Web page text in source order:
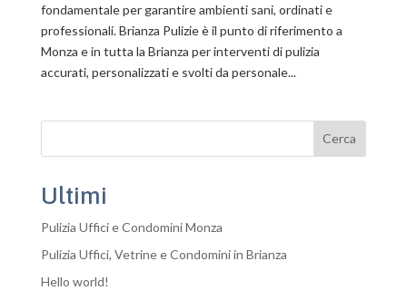
fondamentale per garantire ambienti sani, ordinati e
professionali. Brianza Pulizie è il punto di riferimento a
Monza e in tutta la Brianza per interventi di pulizia
accurati, personalizzati e svolti da personale...
Cerca
Ultimi
Pulizia Uffici e Condomini Monza
Pulizia Uffici, Vetrine e Condomini in Brianza
Hello world!